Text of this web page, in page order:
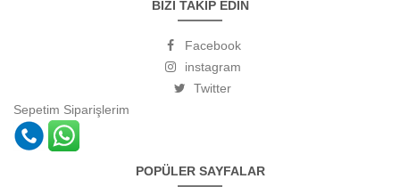
BİZİ TAKİP EDİN
Facebook
instagram
Twitter
Sepetim Siparişlerim
POPÜLER SAYFALAR